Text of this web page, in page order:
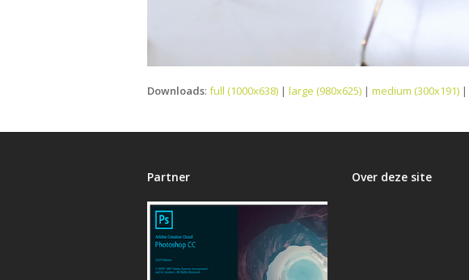
Downloads: full (1000x638) | large (980x625) | medium (300x191) |
Partner Over deze site